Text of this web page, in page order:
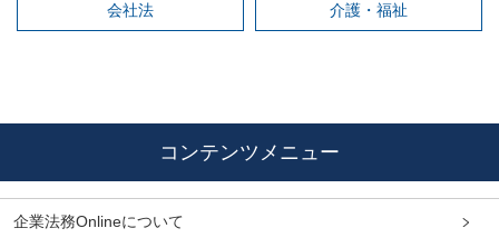
会社法 介護・福祉
コンテンツメニュー
企業法務Onlineについて